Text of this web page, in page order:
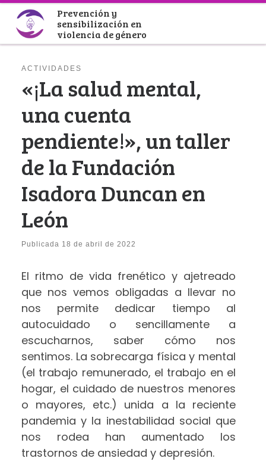
Saltar al contenido
Prevención y
sensibilización en
violencia de género
ACTIVIDADES
«¡La salud mental,
una cuenta
pendiente!», un taller
de la Fundación
Isadora Duncan en
León
Publicada 18 de abril de 2022
El ritmo de vida frenético y ajetreado
que nos vemos obligadas a llevar no
nos permite dedicar tiempo al
autocuidado o sencillamente a
escucharnos, saber cómo nos
sentimos. La sobrecarga física y mental
(el trabajo remunerado, el trabajo en el
hogar, el cuidado de nuestros menores
o mayores, etc.) unida a la reciente
pandemia y la inestabilidad social que
nos rodea han aumentado los
trastornos de ansiedad y depresión.